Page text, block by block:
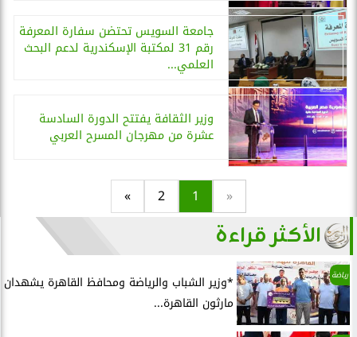
جامعة السويس تحتضن سفارة المعرفة
رقم 31 لمكتبة الإسكندرية لدعم البحث
العلمي...
وزير الثقافة يفتتح الدورة السادسة
عشرة من مهرجان المسرح العربي
«
1
2
»
الأكثر قراءة
رياضة
*وزير الشباب والرياضة ومحافظ القاهرة يشهدان
مارثون القاهرة...